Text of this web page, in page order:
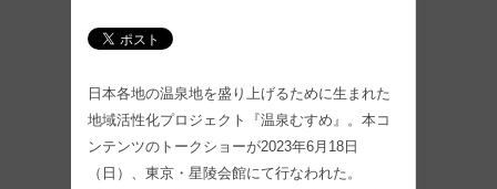
日本各地の温泉地を盛り上げるために生まれた
地域活性化プロジェクト『温泉むすめ』。本コ
ンテンツのトークショーが2023年6月18日
（日）、東京・星陵会館にて行なわれた。